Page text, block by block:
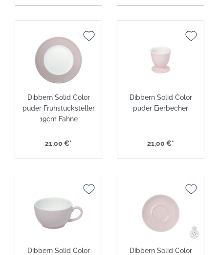
Dibbern Solid Color
puder Frühstücksteller
19cm Fahne
21,00 €*
Dibbern Solid Color
puder Eierbecher
21,00 €*
Dibbern Solid Color
Dibbern Solid Color